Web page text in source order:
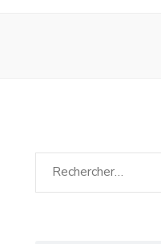
Rechercher :